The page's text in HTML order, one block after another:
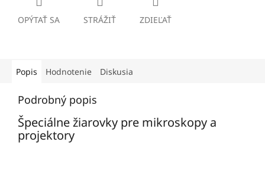
OPÝTAŤ SA STRÁŽIŤ ZDIEĽAŤ
Popis Hodnotenie Diskusia
Podrobný popis
Špeciálne žiarovky pre mikroskopy a
projektory